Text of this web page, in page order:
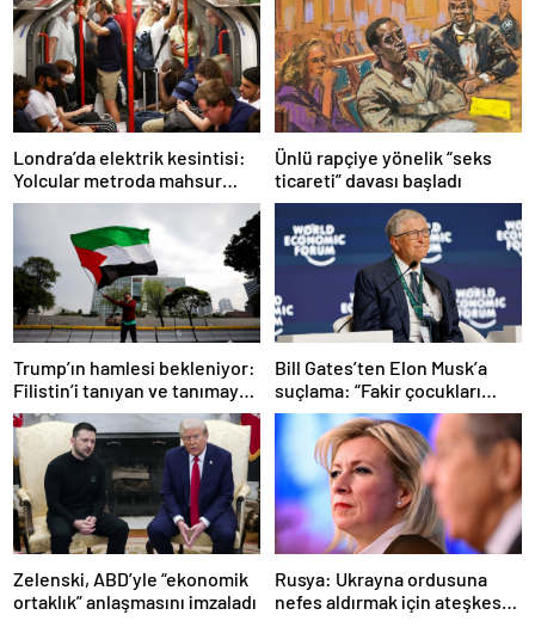
Londra’da elektrik kesintisi:
Yolcular metroda mahsur
kaldı
Ünlü rapçiye yönelik “seks
ticareti” davası başladı
Trump’ın hamlesi bekleniyor:
Filistin’i tanıyan ve tanımayan
ülkeler hangileri?
Bill Gates’ten Elon Musk’a
suçlama: “Fakir çocukları
öldürdü”
Zelenski, ABD’yle “ekonomik
ortaklık” anlaşmasını imzaladı
Rusya: Ukrayna ordusuna
nefes aldırmak için ateşkes